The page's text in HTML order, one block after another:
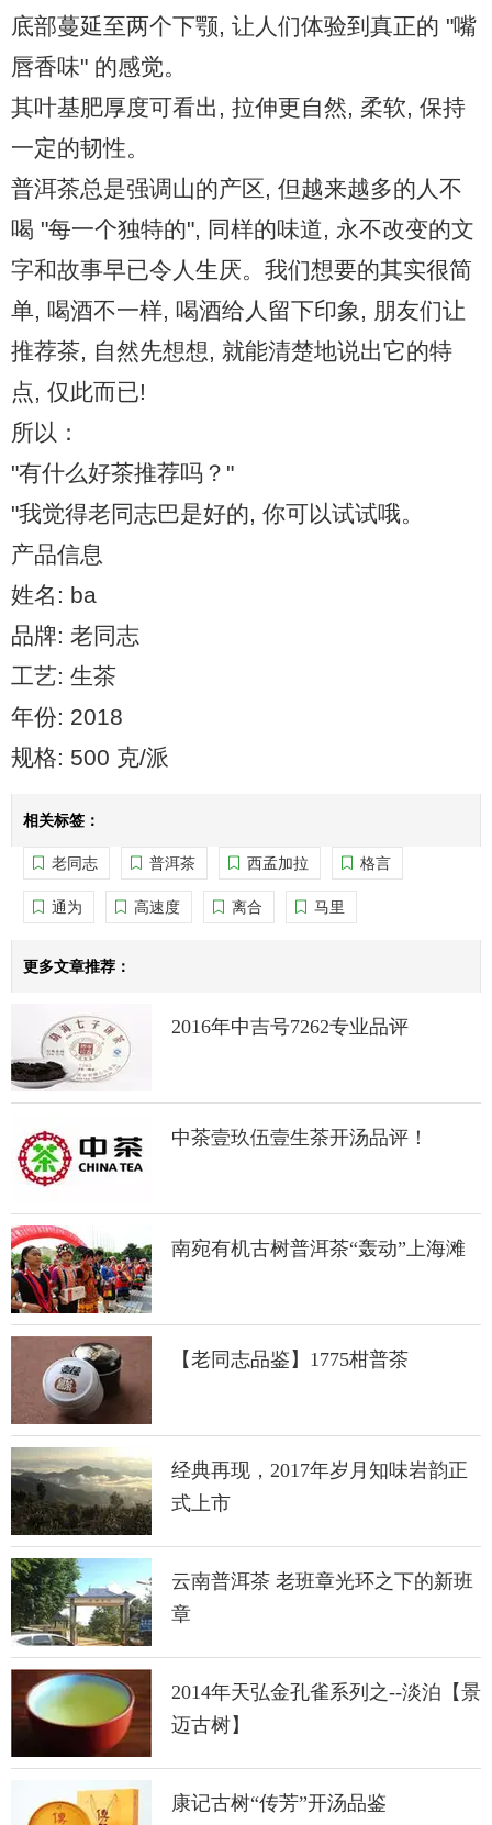
底部蔓延至两个下颚, 让人们体验到真正的 "嘴
唇香味" 的感觉。
其叶基肥厚度可看出, 拉伸更自然, 柔软, 保持
一定的韧性。
普洱茶总是强调山的产区, 但越来越多的人不
喝 "每一个独特的", 同样的味道, 永不改变的文
字和故事早已令人生厌。我们想要的其实很简
单, 喝酒不一样, 喝酒给人留下印象, 朋友们让
推荐茶, 自然先想想, 就能清楚地说出它的特
点, 仅此而已!
所以：
"有什么好茶推荐吗？"
"我觉得老同志巴是好的, 你可以试试哦。
产品信息
姓名: ba
品牌: 老同志
工艺: 生茶
年份: 2018
规格: 500 克/派
相关标签：
老同志 普洱茶 西孟加拉 格言
通为 高速度 离合 马里
更多文章推荐：
2016年中吉号7262专业品评
中茶壹玖伍壹生茶开汤品评！
南宛有机古树普洱茶“轰动”上海滩
【老同志品鉴】1775柑普茶
经典再现，2017年岁月知味岩韵正
式上市
云南普洱茶 老班章光环之下的新班
章
2014年天弘金孔雀系列之--淡泊【景
迈古树】
康记古树“传芳”开汤品鉴